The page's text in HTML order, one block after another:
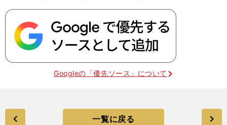
Googleの「優先ソース」について
一覧に戻る